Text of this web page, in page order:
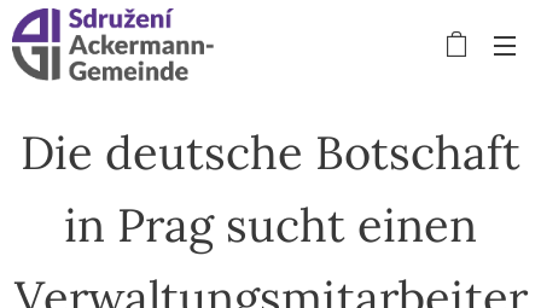
Die deutsche Botschaft
in Prag sucht einen